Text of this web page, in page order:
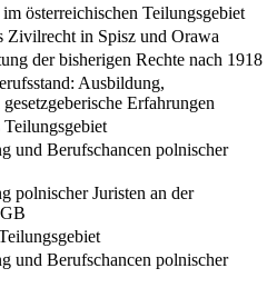
österreichischen Teilungsgebiet
Zivilrecht in Spisz und Orawa
der bisherigen Rechte nach 1918
Ausbildung,
Erfahrungen
Teilungsgebiet
und Berufschancen polnischer
polnischer Juristen an der
und Berufschancen polnischer